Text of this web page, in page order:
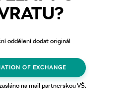
oddělení dodat originál
OF EXCHANGE
na mail partnerskou VŠ.